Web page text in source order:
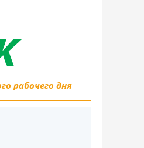
рабочего дня